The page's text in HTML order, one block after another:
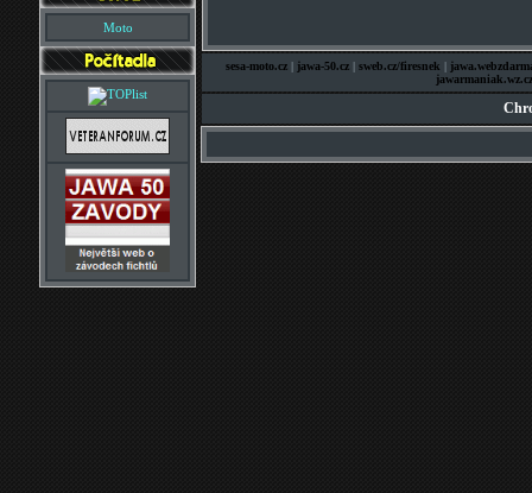
Moto
sesa-moto.cz| jawa-50.cz| sweb.cz/firesnek |
jawarmaniak.wz.cz